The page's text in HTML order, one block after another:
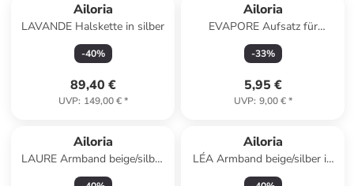
Ailoria
LAVANDE Halskette in silber
-40%
89,40 €
UVP: 149,00 €*
Ailoria
EVAPORE Aufsatz für
Bikinizone/Achseln in weiß
-33%
5,95 €
UVP: 9,00 €*
Ailoria
LAURE Armband beige/silber
in silber
Ailoria
LÉA Armband beige/silber in
silber